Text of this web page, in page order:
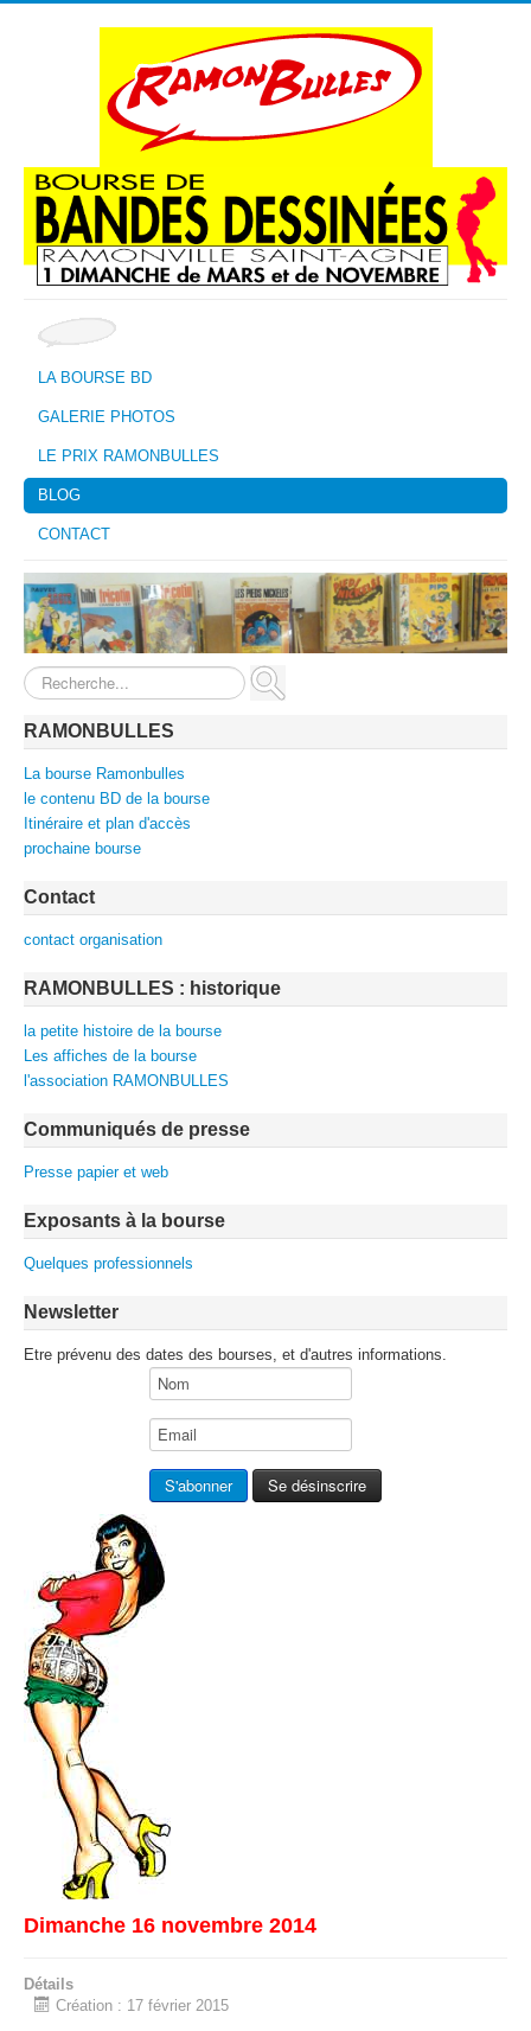
LA BOURSE BD
GALERIE PHOTOS
LE PRIX RAMONBULLES
BLOG
CONTACT
Rechercher
RAMONBULLES
La bourse Ramonbulles
le contenu BD de la bourse
Itinéraire et plan d'accès
prochaine bourse
Contact
contact organisation
RAMONBULLES : historique
la petite histoire de la bourse
Les affiches de la bourse
l'association RAMONBULLES
Communiqués de presse
Presse papier et web
Exposants à la bourse
Quelques professionnels
Newsletter
Etre prévenu des dates des bourses, et d'autres informations.
Dimanche 16 novembre 2014
Détails
Création : 17 février 2015